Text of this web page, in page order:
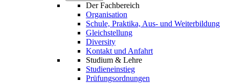
Der Fachbereich
Organisation
Schule, Praktika, Aus- und Weiterbildung
Gleichstellung
Diversity
Kontakt und Anfahrt
Studium & Lehre
Studieneinstieg
Prüfungsordnungen